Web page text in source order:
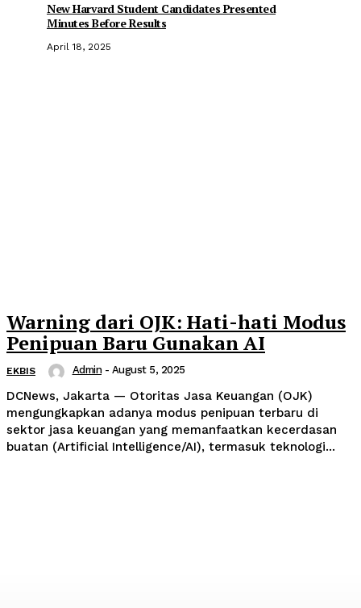
New Harvard Student Candidates Presented
Minutes Before Results
April 18, 2025
Warning dari OJK: Hati-hati Modus
Penipuan Baru Gunakan AI
EKBIS Admin - August 5, 2025
DCNews, Jakarta — Otoritas Jasa Keuangan (OJK)
mengungkapkan adanya modus penipuan terbaru di
sektor jasa keuangan yang memanfaatkan kecerdasan
buatan (Artificial Intelligence/AI), termasuk teknologi...